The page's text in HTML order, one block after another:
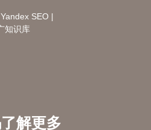
SEO |
知识库
解更多